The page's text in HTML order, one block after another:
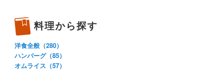
料理から探す
洋食全般（280）
ハンバーグ（85）
オムライス（57）